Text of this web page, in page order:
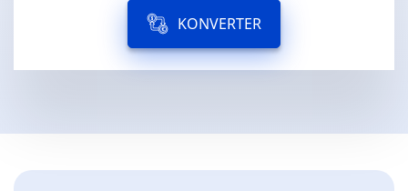
KONVERTER